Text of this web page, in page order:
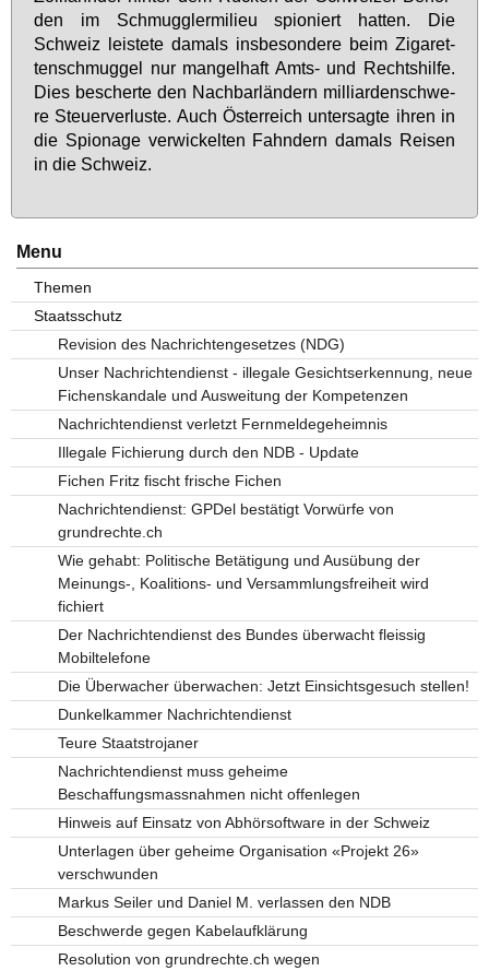
den im Schmugg­ler­mi­lieu spio­niert hat­ten. Die
Schweiz leis­te­te da­mals ins­be­son­de­re beim Zi­ga­ret­
ten­schmug­gel nur man­gel­haft Amts- und Rechts­hil­fe.
Dies be­scher­te den Nach­bar­län­dern mil­li­ar­den­schwe­
re Steu­er­ver­lus­te. Auch Ös­ter­reich un­ter­sag­te ih­ren in
die Spio­na­ge ver­wi­ckel­ten Fahn­dern da­mals Rei­sen
in die Schweiz.
Menu
Themen
Staatsschutz
Revision des Nachrichtengesetzes (NDG)
Unser Nachrichtendienst - illegale Gesichtserkennung, neue
Fichenskandale und Ausweitung der Kompetenzen
Nachrichtendienst verletzt Fernmeldegeheimnis
Illegale Fichierung durch den NDB - Update
Fichen Fritz fischt frische Fichen
Nachrichtendienst: GPDel bestätigt Vorwürfe von
grundrechte.ch
Wie gehabt: Politische Betätigung und Ausübung der
Meinungs-, Koalitions- und Versammlungsfreiheit wird
fichiert
Der Nachrichtendienst des Bundes überwacht fleissig
Mobiltelefone
Die Überwacher überwachen: Jetzt Einsichtsgesuch stellen!
Dunkelkammer Nachrichtendienst
Teure Staatstrojaner
Nachrichtendienst muss geheime
Beschaffungsmassnahmen nicht offenlegen
Hinweis auf Einsatz von Abhörsoftware in der Schweiz
Unterlagen über geheime Organisation «Projekt 26»
verschwunden
Markus Seiler und Daniel M. verlassen den NDB
Beschwerde gegen Kabelaufklärung
Resolution von grundrechte.ch wegen